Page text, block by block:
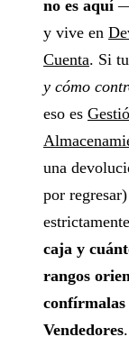
no es aquí —
y vive en
Cuenta. Si
y cómo
eso es
una
por
estrictamente
caja y
rangos
Vendedores.